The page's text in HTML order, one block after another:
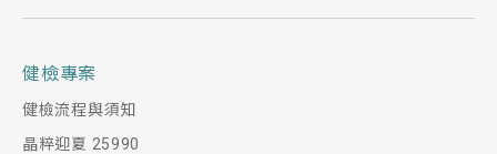
健檢專案
健檢流程與須知
晶粹迎夏 25990